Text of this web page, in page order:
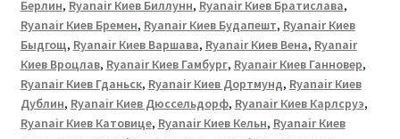
Берлин, Ryanair Киев Биллунн, Ryanair Киев Братислава,
Ryanair Киев Бремен, Ryanair Киев Будапешт, Ryanair Киев
Быдгощ, Ryanair Киев Варшава, Ryanair Киев Вена, Ryanair
Киев Вроцлав, Ryanair Киев Гамбург, Ryanair Киев Ганновер,
Ryanair Киев Гданьск, Ryanair Киев Дортмунд, Ryanair Киев
Дублин, Ryanair Киев Дюссельдорф, Ryanair Киев Карлсруэ,
Ryanair Киев Катовице, Ryanair Киев Кельн, Ryanair Киев